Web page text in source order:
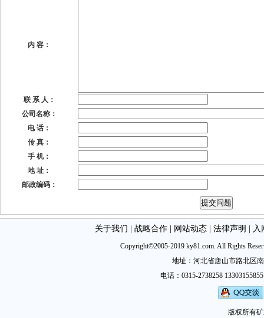
内 容：
联 系 人：
公司名称：
电 话：
传 真：
手 机：
地 址：
邮政编码：
关于我们 战略合作| 网站动态| 法律声明 入
Copyright©2005-2019 ky81.com. All Rights
地址：河北省唐山市路北区
电话：0315-2738258
版权所有